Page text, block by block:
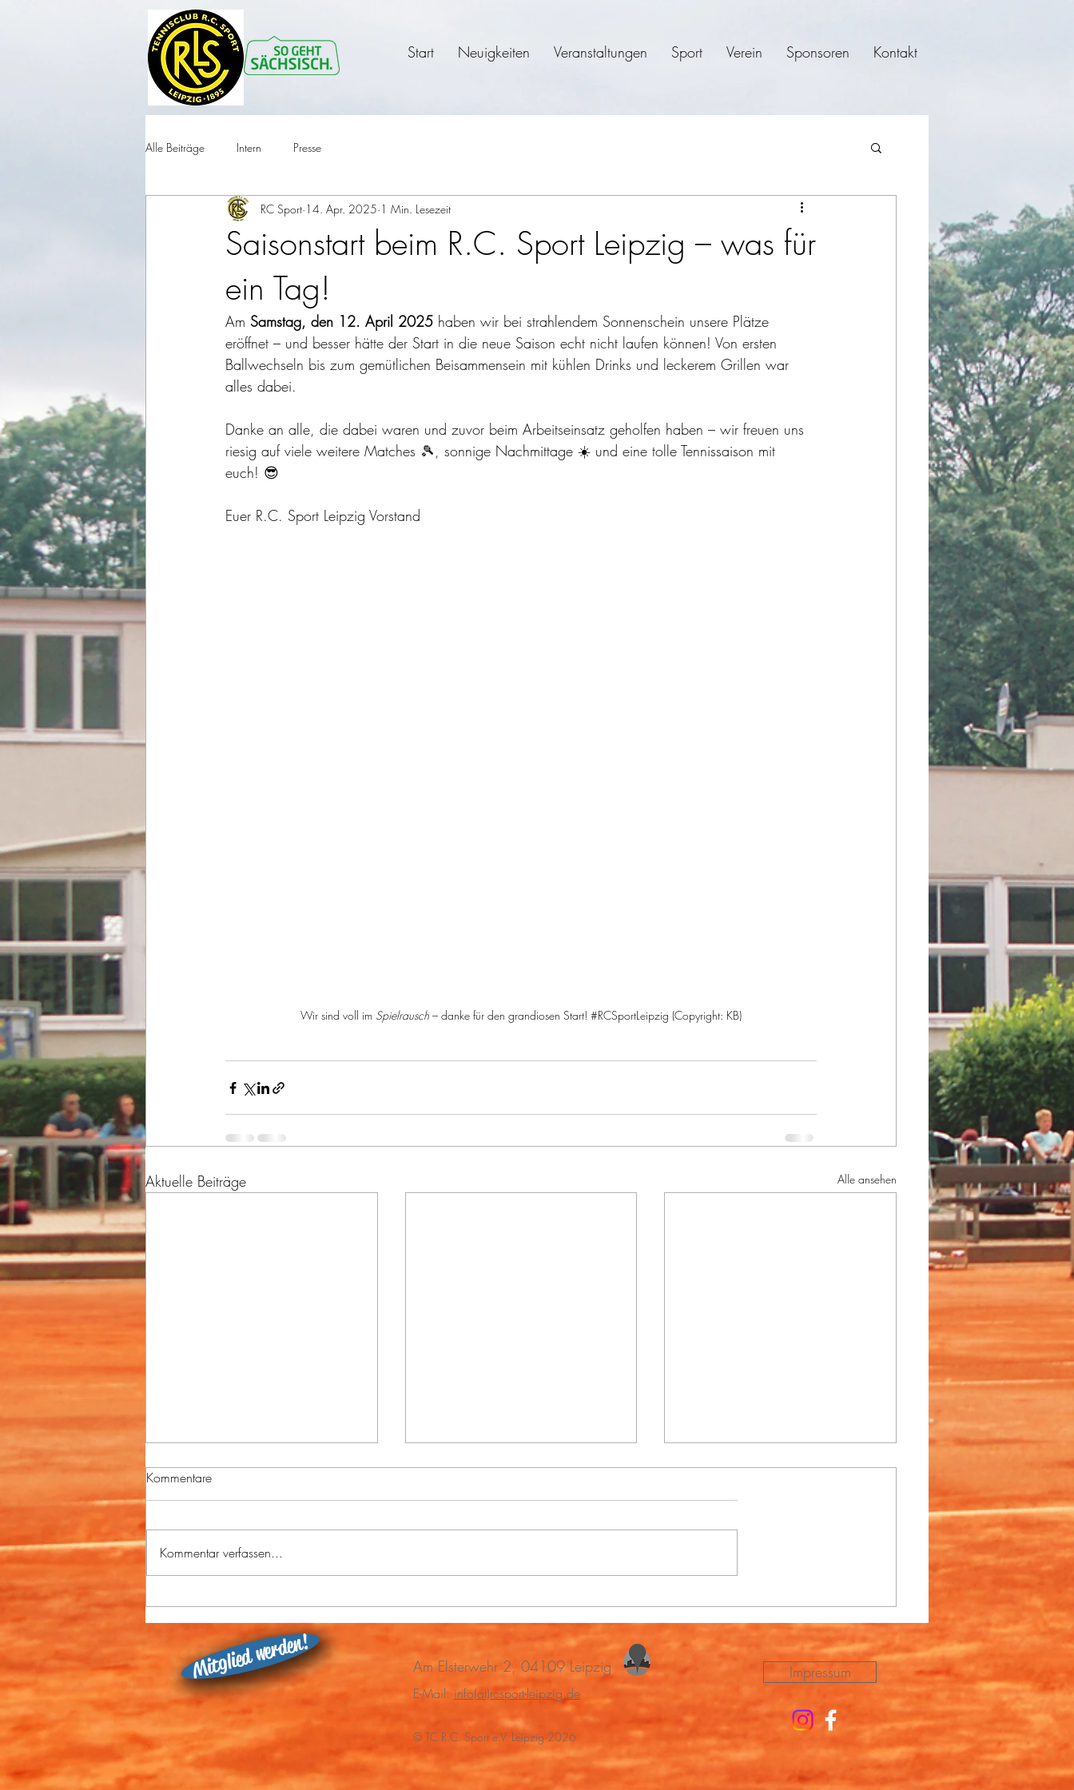
Start Neuigkeiten Veranstaltungen Sport Verein Sponsoren Kontakt
Alle Beiträge Intern Presse
Saisonstart beim R.C. Sport Leipzig – was für
ein Tag!
RC Sport 14. Apr. 2025 1 Min. Lesezeit
Am Samstag, den 12. April 2025 haben wir bei strahlendem Sonnenschein unsere Plätze
eröffnet – und besser hätte der Start in die neue Saison echt nicht laufen können! Von ersten
Ballwechseln bis zum gemütlichen Beisammensein mit kühlen Drinks und leckerem Grillen war
alles dabei.
Danke an alle, die dabei waren und zuvor beim Arbeitseinsatz geholfen haben – wir freuen uns
riesig auf viele weitere Matches 🎾, sonnige Nachmittage ☀️ und eine tolle Tennissaison mit
euch! 😎
Euer R.C. Sport Leipzig Vorstand
Wir sind voll im Spielrausch – danke für den grandiosen Start! #RCSportLeipzig (Copyright: KB)
Aktuelle Beiträge Alle ansehen
2026
Sportision App
Heimspiele 2026
Kommentare
Kommentar verfassen...
Mitglied werden! Am Elsterwehr 2, 04109 Leipzig
E-Mail: info(at)rcsport-leipzig.de
© TC R.C. Sport e.V. Leipzig 2026
Impressum